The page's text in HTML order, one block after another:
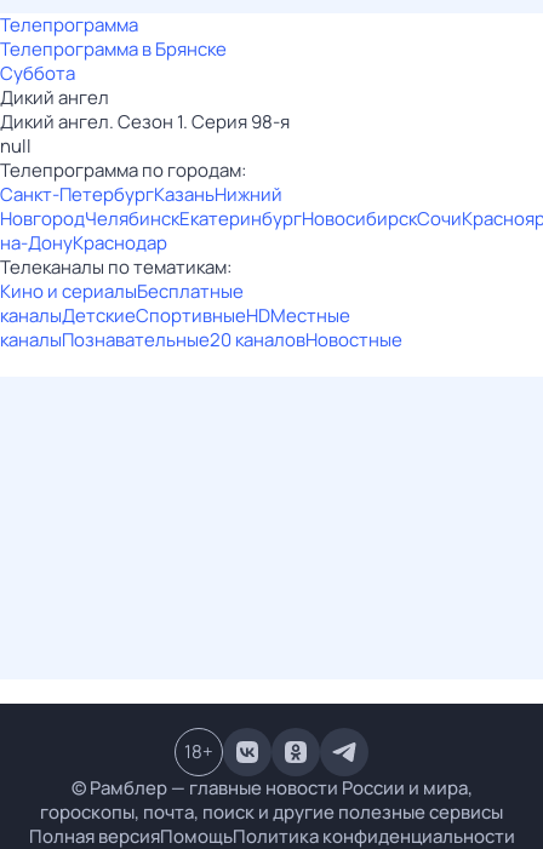
Телепрограмма
Телепрограмма в Брянске
Суббота
Дикий ангел
Дикий ангел. Сезон 1. Серия 98-я
null
Телепрограмма по городам:
Санкт-ПетербургКазаньНижний
НовгородЧелябинскЕкатеринбургНовосибирскСочи
на-ДонуКраснодар
Телеканалы по тематикам:
Кино и сериалыБесплатные
каналыДетскиеСпортивныеHDМестные
каналыПознавательные20 каналовНовостные
© Рамблер — главные новости России и мира,
гороскопы, почта, поиск и другие полезные сервисы
Полная версияПомощьПолитика конфиденциальности
18+